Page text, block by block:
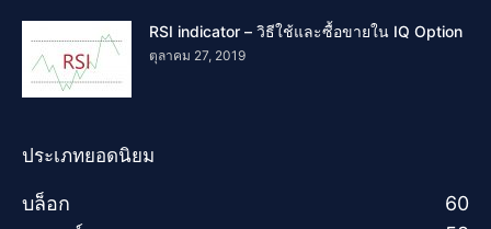
RSI indicator – วิธีใช้และซื้อขายใน IQ Option
ตุลาคม 27, 2019
ประเภทยอดนิยม
บล็อก
60